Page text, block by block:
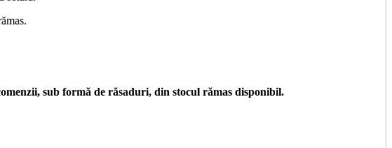
sub formă de răsaduri, din stocul rămas disponibil.